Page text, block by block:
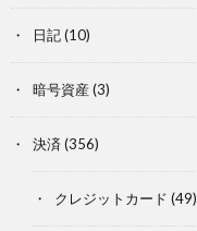
日記(10)
暗号資産 (3)
決済 (356)
クレジットカード (49)